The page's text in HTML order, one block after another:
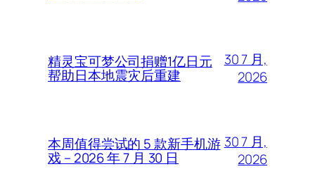
精灵宝可梦公司捐赠1亿日元
帮助日本地震灾后重建
30 7 月,
2026
本周值得尝试的 5 款新手机游
戏 – 2026 年 7 月 30 日
30 7 月,
2026